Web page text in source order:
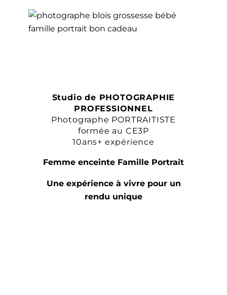
Studio de PHOTOGRAPHIE
PROFESSIONNEL
Photographe PORTRAITISTE
formée au CE3P
10ans+ expérience
Femme enceinte Famille Portrait
Une expérience à vivre pour un
rendu unique